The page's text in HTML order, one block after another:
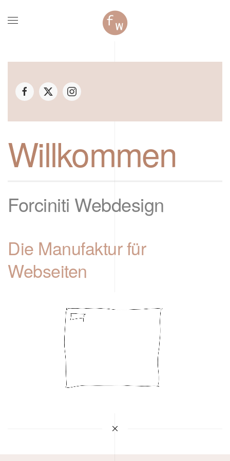
Zum Hauptinhalt springen
Willkommen
Forciniti Webdesign
Die Manufaktur für
Webseiten